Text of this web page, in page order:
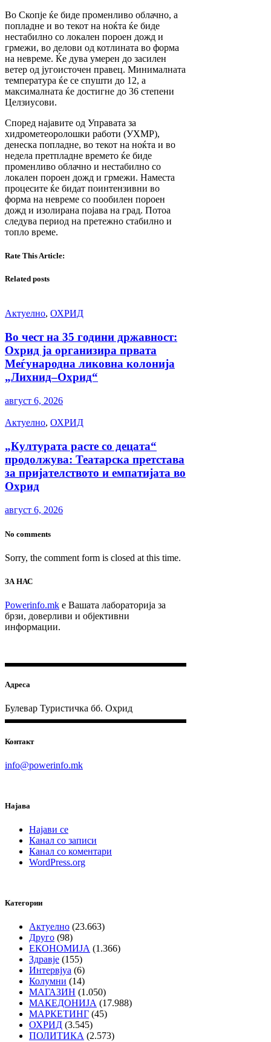
Во Скопје ќе биде променливо облачно, а
попладне и во текот на ноќта ќе биде
нестабилно со локален пороен дожд и
грмежи, во делови од котлината во форма
на невреме. Ќе дува умерен до засилен
ветер од југоисточен правец. Минималната
температура ќе се спушти до 12, а
максималната ќе достигне до 36 степени
Целзиусови.
Според најавите од Управата за
хидрометеоролошки работи (УХМР),
денеска попладне, во текот на ноќта и во
недела претпладне времето ќе биде
променливо облачно и нестабилно со
локален пороен дожд и грмежи. Наместа
процесите ќе бидат поинтензивни во
форма на невреме со пообилен пороен
дожд и изолирана појава на град. Потоа
следува период на претежно стабилно и
топло време.
Rate This Article:
Related posts
Актуелно, ОХРИД
Во чест на 35 години државност:
Охрид ја организира првата
Меѓународна ликовна колонија
„Лихнид–Охрид“
август 6, 2026
Актуелно, ОХРИД
„Културата расте со децата“
продолжува: Театарска претстава
за пријателството и емпатијата во
Охрид
август 6, 2026
No comments
Sorry, the comment form is closed at this time.
ЗА НАС
Powerinfo.mk e Вашата лабораторија за
брзи, доверливи и објективни
информации.
Адреса
Булевар Туристичка бб. Охрид
Контакт
info@powerinfo.mk
Најава
Најави се
Канал со записи
Канал со коментари
WordPress.org
Категории
Актуелно (23.663)
Друго (98)
ЕКОНОМИЈА (1.366)
Здравје (155)
Интервјуа (6)
Колумни (14)
МАГАЗИН (1.050)
МАКЕДОНИЈА (17.988)
МАРКЕТИНГ (45)
ОХРИД (3.545)
ПОЛИТИКА (2.573)